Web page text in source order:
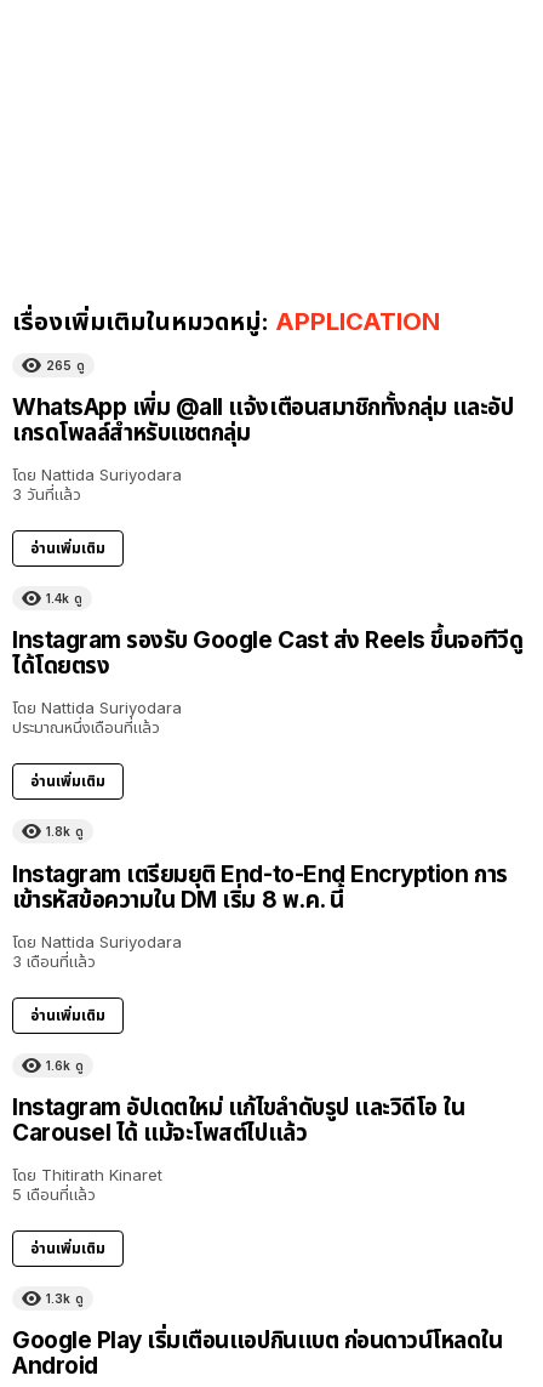
เรื่องเพิ่มเติมในหมวดหมู่: APPLICATION
265 ดู
WhatsApp เพิ่ม @all แจ้งเตือนสมาชิกทั้งกลุ่ม และอัป
เกรดโพลล์สำหรับแชตกลุ่ม
โดย Nattida Suriyodara
3 วันที่แล้ว
อ่านเพิ่มเติม
1.4k ดู
Instagram รองรับ Google Cast ส่ง Reels ขึ้นจอทีวีดู
ได้โดยตรง
โดย Nattida Suriyodara
ประมาณหนึ่งเดือนที่แล้ว
อ่านเพิ่มเติม
1.8k ดู
Instagram เตรียมยุติ End-to-End Encryption การ
เข้ารหัสข้อความใน DM เริ่ม 8 พ.ค. นี้
โดย Nattida Suriyodara
3 เดือนที่แล้ว
อ่านเพิ่มเติม
1.6k ดู
Instagram อัปเดตใหม่ แก้ไขลำดับรูป และวิดีโอ ใน
Carousel ได้ แม้จะโพสต์ไปแล้ว
โดย Thitirath Kinaret
5 เดือนที่แล้ว
อ่านเพิ่มเติม
1.3k ดู
Google Play เริ่มเตือนแอปกินแบต ก่อนดาวน์โหลดใน
Android